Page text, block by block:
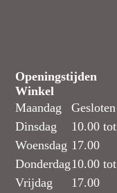
Openingstijden
Winkel
Maandag
Dinsdag
Woensdag
Donderdag
Vrijdag
Gesloten
10.00 tot
17.00
10.00 tot
17.00